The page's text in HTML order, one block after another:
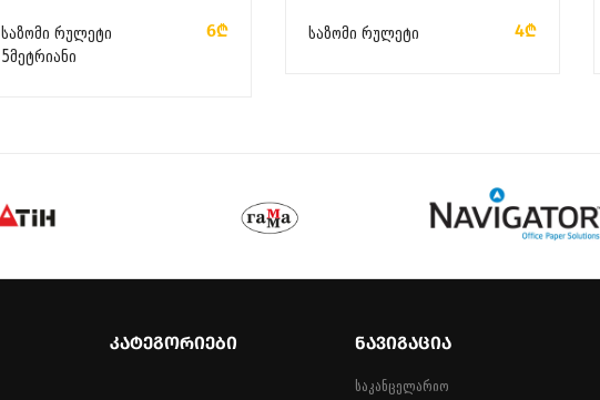
საზომი რულეტი
5მეტრიანი
6₾ საზომი რულეტი 4₾
ᲙᲐᲢᲔᲒᲝᲠᲘᲔᲑᲘ ᲜᲐᲕᲘᲒᲐᲪᲘᲐ
საკანცელარიო